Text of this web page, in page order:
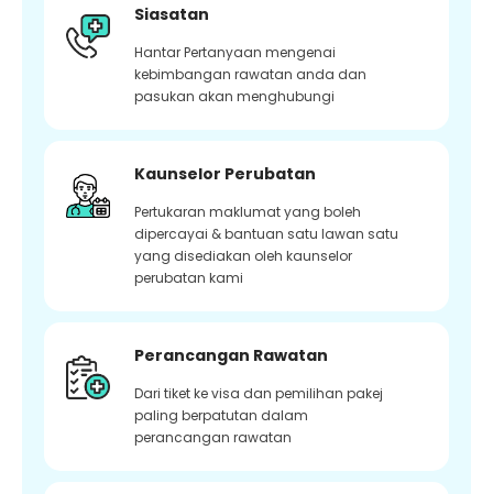
Siasatan
Hantar Pertanyaan mengenai
kebimbangan rawatan anda dan
pasukan akan menghubungi
Kaunselor Perubatan
Pertukaran maklumat yang boleh
dipercayai & bantuan satu lawan satu
yang disediakan oleh kaunselor
perubatan kami
Perancangan Rawatan
Dari tiket ke visa dan pemilihan pakej
paling berpatutan dalam
perancangan rawatan